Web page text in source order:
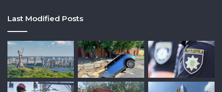
Last Modified Posts